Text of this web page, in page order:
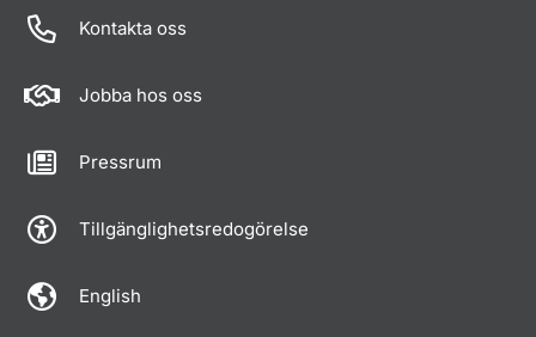
Kontakta oss
Jobba hos oss
Pressrum
Tillgänglighetsredogörelse
English